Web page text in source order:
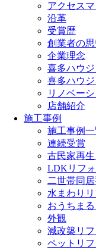
アクセス
沿革
受賞歴
創業者の思
企業理念
喜多ハウ
喜多ハウ
リノベー
店舗紹介
施工事例
施工事例一
連続受賞
古民家再
LDKリフ
二世帯同
水まわり
おうちま
外観
減改築リ
ペットリ